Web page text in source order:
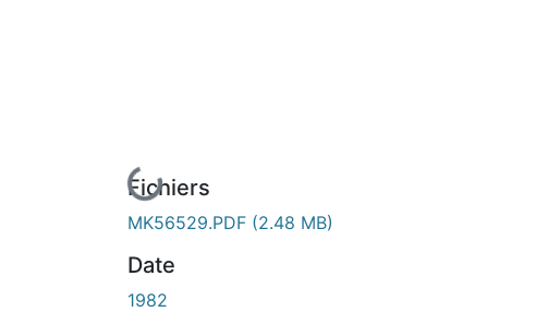
En cours de chargement...
Fichiers
MK56529.PDF (2.48 MB)
Date
1982